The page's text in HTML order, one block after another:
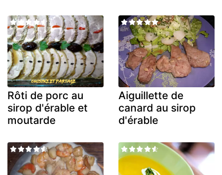
Rôti de porc au
sirop d'érable et
moutarde
Aiguillette de
canard au sirop
d'érable